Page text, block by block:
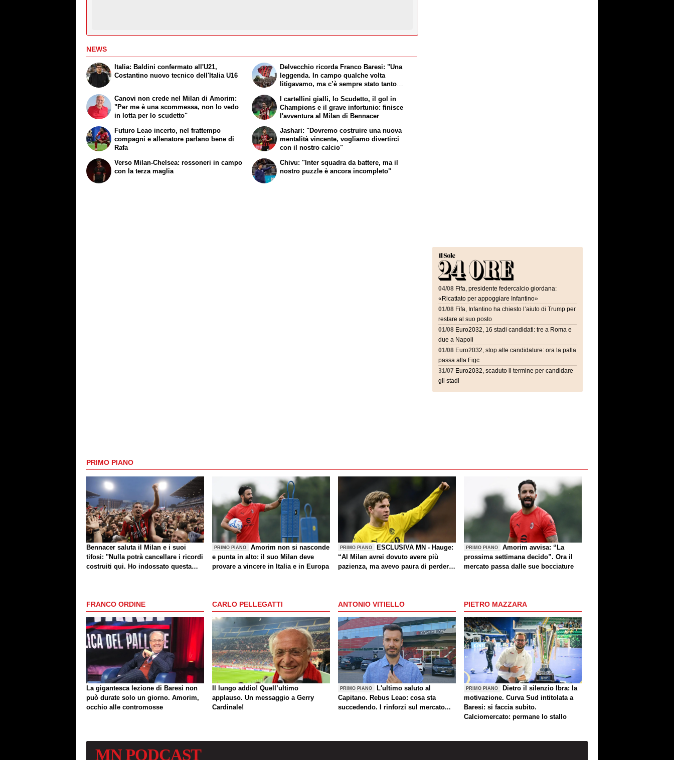
NEWS
Italia: Baldini confermato all'U21,
Costantino nuovo tecnico dell'Italia U16
Canovi non crede nel Milan di Amorim:
"Per me è una scommessa, non lo vedo
in lotta per lo scudetto"
Delvecchio ricorda Franco Baresi: "Una
leggenda. In campo qualche volta
litigavamo, ma c’è sempre stato tanto
I cartellini gialli, lo Scudetto, il gol in
Champions e il grave infortunio: finisce
l'avventura al Milan di Bennacer
Futuro Leao incerto, nel frattempo
compagni e allenatore parlano bene di
Rafa
Verso Milan-Chelsea: rossoneri in campo
con la terza maglia
Jashari: "Dovremo costruire una nuova
mentalità vincente, vogliamo divertirci
con il nostro calcio"
Chivu: "Inter squadra da battere, ma il
nostro puzzle è ancora incompleto"
04/08 Fifa, presidente federcalcio giordana:
«Ricattato per appoggiare Infantino»
01/08 Fifa, Infantino ha chiesto l’aiuto di Trump per
restare al suo posto
01/08 Euro2032, 16 stadi candidati: tre a Roma e
due a Napoli
01/08 Euro2032, stop alle candidature: ora la palla
passa alla Figc
31/07 Euro2032, scaduto il termine per candidare
gli stadi
PRIMO PIANO
Bennacer saluta il Milan e i suoi
tifosi: "Nulla potrà cancellare i ricordi
costruiti qui. Ho indossato questa
PRIMO PIANO
Amorim non si nasconde
e punta in alto: il suo Milan deve
provare a vincere in Italia e in Europa
PRIMO PIANO
ESCLUSIVA MN - Hauge:
“Al Milan avrei dovuto avere più
pazienza, ma avevo paura di perdere
un giorno? Magari. Forza Milan!”
PRIMO PIANO
Amorim avvisa: “La
prossima settimana decido”. Ora il
mercato passa dalle sue bocciature
FRANCO ORDINE
La gigantesca lezione di Baresi non
può durate solo un giorno. Amorim,
occhio alle contromosse
CARLO PELLEGATTI
Il lungo addio! Quell’ultimo
applauso. Un messaggio a Gerry
Cardinale!
ANTONIO VITIELLO
PRIMO PIANO
L'ultimo saluto al
Capitano. Rebus Leao: cosa sta
succedendo. I rinforzi sul mercato...
PIETRO MAZZARA
PRIMO PIANO
Dietro il silenzio Ibra: la
motivazione. Curva Sud intitolata a
Baresi: si faccia subito.
Calciomercato: permane lo stallo
MNPODCAST